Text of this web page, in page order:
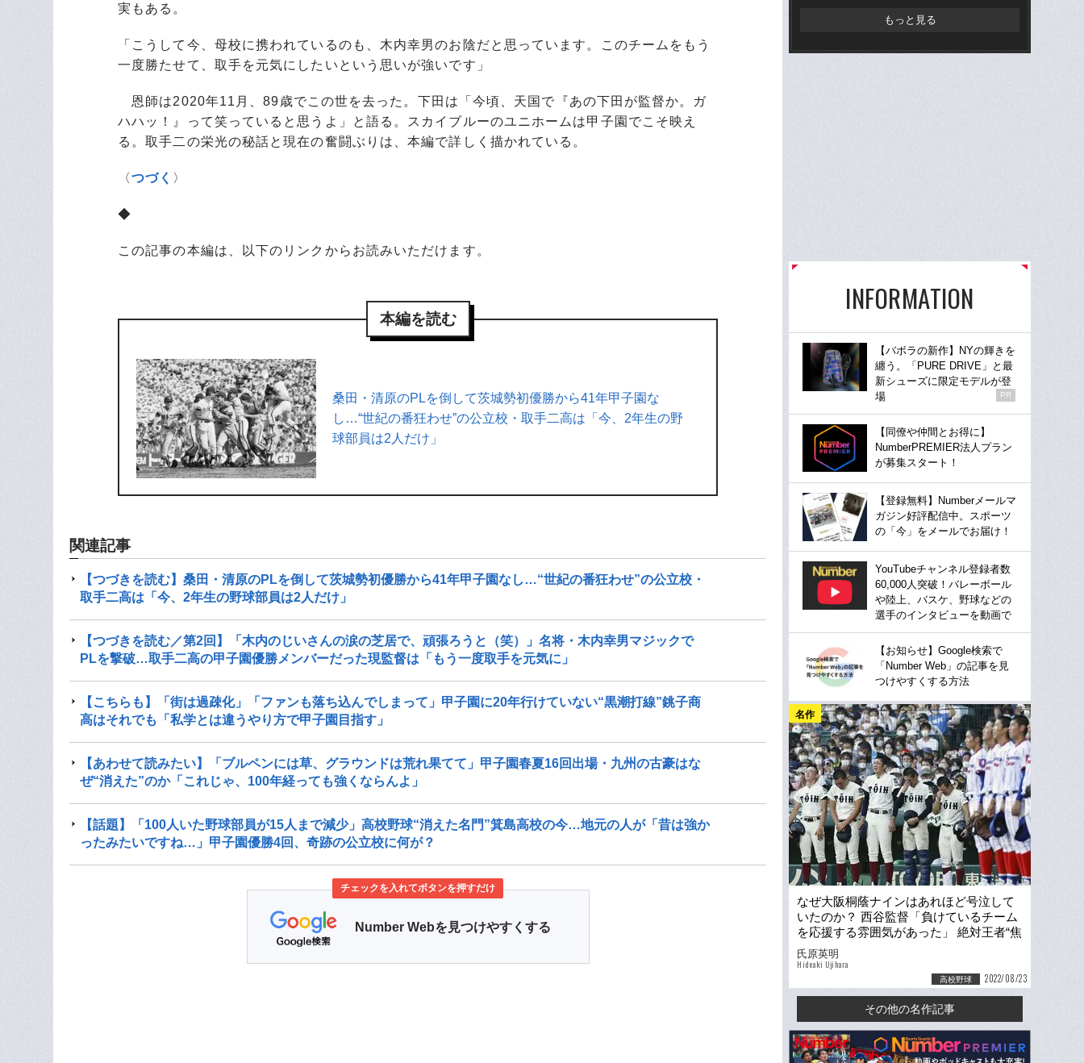
実もある。
「こうして今、母校に携われているのも、木内幸男のお陰だと思っています。このチームをもう
一度勝たせて、取手を元気にしたいという思いが強いです」
恩師は2020年11月、89歳でこの世を去った。下田は「今頃、天国で『あの下田が監督か。ガ
ハハッ！』って笑っていると思うよ」と語る。スカイブルーのユニホームは甲子園でこそ映え
る。取手二の栄光の秘話と現在の奮闘ぶりは、本編で詳しく描かれている。
〈つづく 〉
◆
この記事の本編は、以下のリンクからお読みいただけます。
本編を読む
桑田・清原のPLを倒して茨城勢初優勝から41年甲子園な
し…“世紀の番狂わせ”の公立校・取手二高は「今、2年生の野
球部員は2人だけ」
関連記事
【つづきを読む】桑田・清原のPLを倒して茨城勢初優勝から41年甲子園なし…“世紀の番狂わせ”の公立校・
取手二高は「今、2年生の野球部員は2人だけ」
【つづきを読む／第2回】「木内のじいさんの涙の芝居で、頑張ろうと（笑）」名将・木内幸男マジックで
PLを撃破…取手二高の甲子園優勝メンバーだった現監督は「もう一度取手を元気に」
【こちらも】「街は過疎化」「ファンも落ち込んでしまって」甲子園に20年行けていない“黒潮打線”銚子商
高はそれでも「私学とは違うやり方で甲子園目指す」
【あわせて読みたい】「ブルペンには草、グラウンドは荒れ果てて」甲子園春夏16回出場・九州の古豪はな
ぜ“消えた”のか「これじゃ、100年経っても強くならんよ」
【話題】「100人いた野球部員が15人まで減少」高校野球“消えた名門”箕島高校の今…地元の人が「昔は強か
ったみたいですね…」甲子園優勝4回、奇跡の公立校に何が？
チェックを入れてボタンを押すだけ
Number Webを見つけやすくする
もっと見る
INFORMATION
【バボラの新作】NYの輝きを
纏う。「PURE DRIVE」と最
新シューズに限定モデルが登
場
PR
【同僚や仲間とお得に】
NumberPREMIER法人プラン
が募集スタート！
【登録無料】Numberメールマ
ガジン好評配信中。スポーツ
の「今」をメールでお届け！
YouTubeチャンネル登録者数
60,000人突破！バレーボール
や陸上、バスケ、野球などの
選手のインタビューを動画で
【お知らせ】Google検索で
「Number Web」の記事を見
つけやすくする方法
名作
なぜ大阪桐蔭ナインはあれほど号泣して
いたのか？ 西谷監督「負けているチーム
を応援する雰囲気があった」 絶対王者“焦
り”の正体とは…
氏原英明
Hideaki Ujihara
高校野球 2022/08/23
その他の名作記事